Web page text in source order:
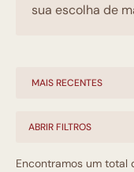
sua escolha de
ABRIR FILTROS
Encontramos um total